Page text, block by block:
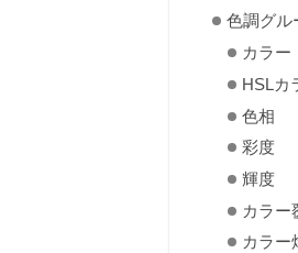
色調グル
カラー
HSLカ
色相
彩度
輝度
カラー
カラー